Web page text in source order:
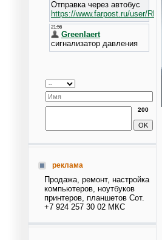
200
реклама
Продажа, ремонт, настройка
компьютеров, ноутбуков
принтеров, планшетов Сот.
+7 924 257 30 02 МКС